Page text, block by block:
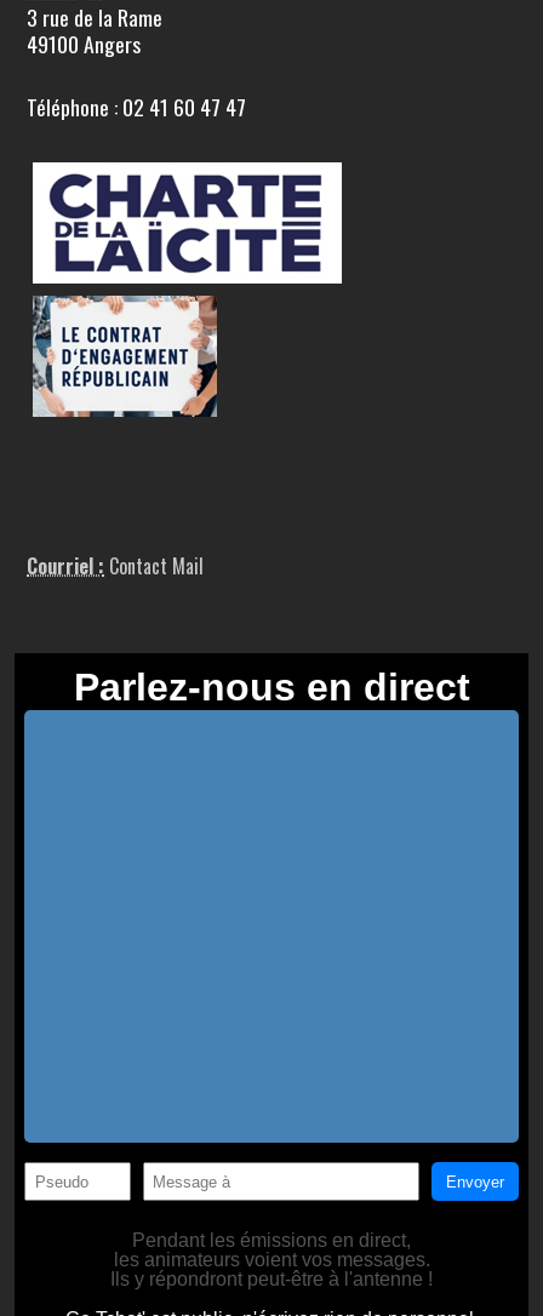
3 rue de la Rame
49100 Angers
Téléphone : 02 41 60 47 47
Courriel : Contact Mail